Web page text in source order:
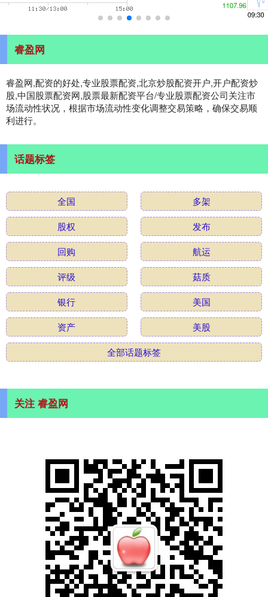
睿盈网
睿盈网,配资的好处,专业股票配资,北京炒股配资开户,开户配资炒
股,中国股票配资网,股票最新配资平台/专业股票配资公司关注市
场流动性状况，根据市场流动性变化调整交易策略，确保交易顺
利进行。
话题标签
全国
多架
股权
发布
回购
航运
评级
菇质
银行
美国
资产
美股
全部话题标签
关注 睿盈网